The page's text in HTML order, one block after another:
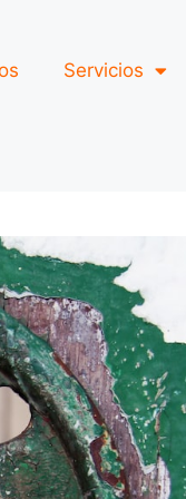
Servicios